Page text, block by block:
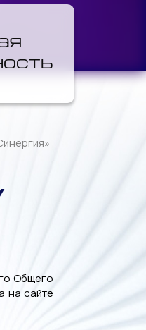
Общего
на сайте